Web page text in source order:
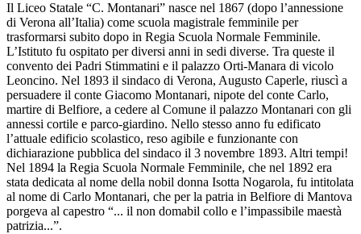
Il Liceo Statale “C. Montanari” nasce nel 1867 (dopo l’annessione
di Verona all’Italia) come scuola magistrale femminile per
trasformarsi subito dopo in Regia Scuola Normale Femminile.
L’Istituto fu ospitato per diversi anni in sedi diverse. Tra queste il
convento dei Padri Stimmatini e il palazzo Orti-Manara di vicolo
Leoncino. Nel 1893 il sindaco di Verona, Augusto Caperle, riuscì a
persuadere il conte Giacomo Montanari, nipote del conte Carlo,
martire di Belfiore, a cedere al Comune il palazzo Montanari con gli
annessi cortile e parco-giardino. Nello stesso anno fu edificato
l’attuale edificio scolastico, reso agibile e funzionante con
dichiarazione pubblica del sindaco il 3 novembre 1893. Altri tempi!
Nel 1894 la Regia Scuola Normale Femminile, che nel 1892 era
stata dedicata al nome della nobil donna Isotta Nogarola, fu intitolata
al nome di Carlo Montanari, che per la patria in Belfiore di Mantova
porgeva al capestro “... il non domabil collo e l’impassibile maestà
patrizia...”.